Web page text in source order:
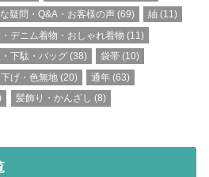
疑問・Q&A・お客様の声(69) 紬 (11)
デニム着物・おしゃれ着物 (11)
下駄・バッグ(38) 袋帯(10)
げ・色無地(20) 通年(63)
髪飾り・かんざし (8)